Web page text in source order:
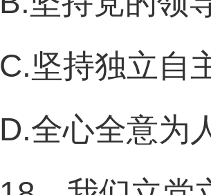
C.坚持独立自
D.全心全意为